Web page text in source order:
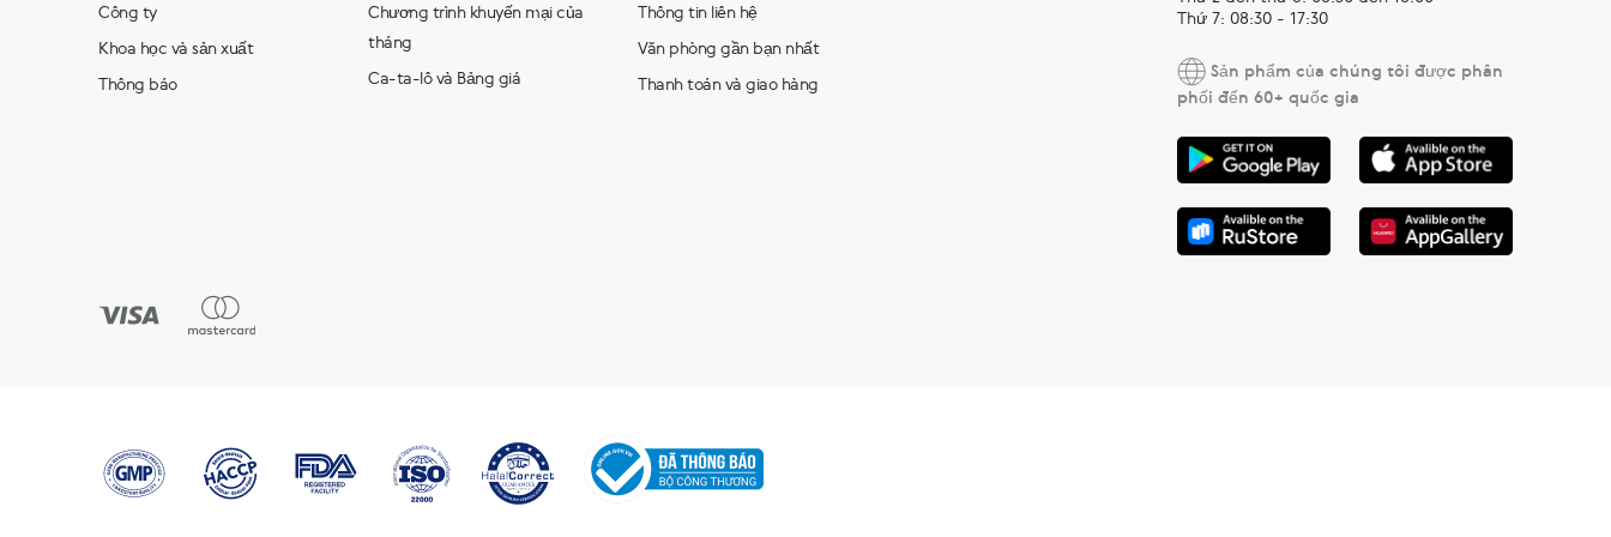
Công ty
Khoa học và sản xuất
Thông báo
Chương trình khuyến mại của
tháng
Ca-ta-lô và Bảng giá
Thông tin liên hệ
Văn phòng gần bạn nhất
Thanh toán và giao hàng
Thứ 7: 08:30 - 17:30
Sản phẩm của chúng tôi được phân
phối đến 60+ quốc gia